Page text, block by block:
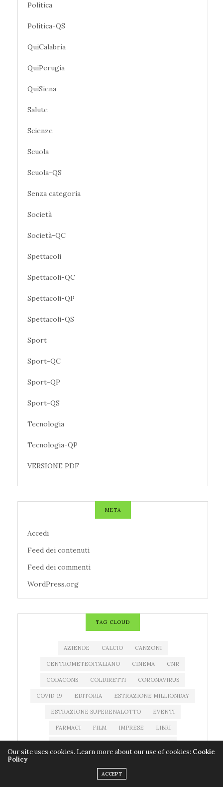
Politica
Politica-QS
QuiCalabria
QuiPerugia
QuiSiena
Salute
Scienze
Scuola
Scuola-QS
Senza categoria
Società
Società-QC
Spettacoli
Spettacoli-QC
Spettacoli-QP
Spettacoli-QS
Sport
Sport-QC
Sport-QP
Sport-QS
Tecnologia
Tecnologia-QP
VERSIONE PDF
META
Accedi
Feed dei contenuti
Feed dei commenti
WordPress.org
TAG CLOUD
AZIENDE CALCIO CANZONI
CENTROMETEOITALIANO CINEMA CNR
CODACONS COLDIRETTI CORONAVIRUS
COVID-19 EDITORIA ESTRAZIONE MILLIONDAY
ESTRAZIONE SUPERENALOTTO EVENTI
FARMACI FILM IMPRESE LIBRI
NEWS MUSICA NOTIZIATESTA
Our site uses cookies. Learn more about our use of cookies: Cookie
Policy
ACCEPT